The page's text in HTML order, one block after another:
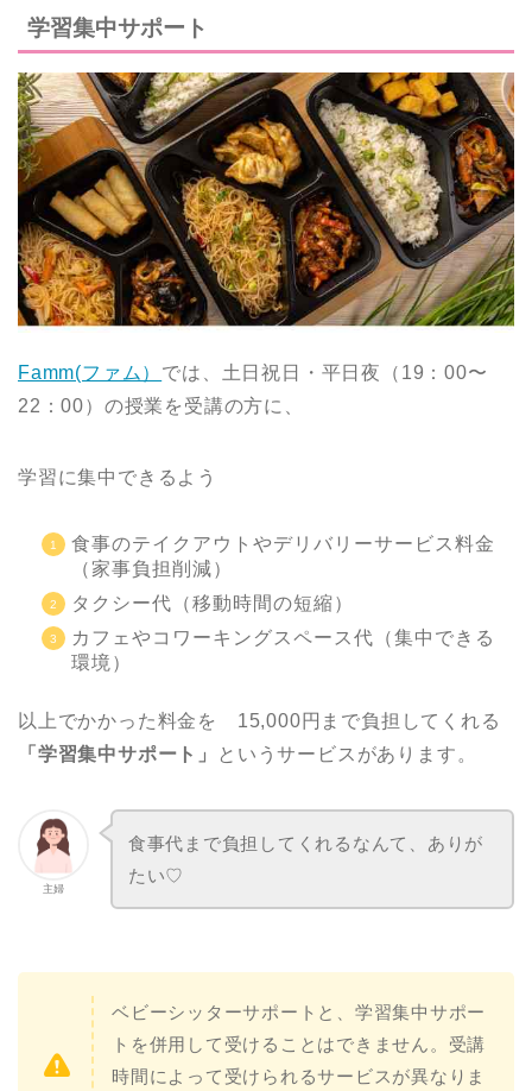
学習集中サポート
Famm(ファム） では、土日祝日・平日夜（19：00〜
22：00）の授業を受講の方に、
学習に集中できるよう
食事のテイクアウトやデリバリーサービス料金
（家事負担削減）
タクシー代（移動時間の短縮）
カフェやコワーキングスペース代（集中できる
環境）
以上でかかった料金を 15,000円まで負担してくれる
「学習集中サポート」
というサービスがあります。
主婦
食事代まで負担してくれるなんて、ありが
たい♡
ベビーシッターサポートと、学習集中サポー
トを併用して受けることはできません。受講
時間によって受けられるサービスが異なりま